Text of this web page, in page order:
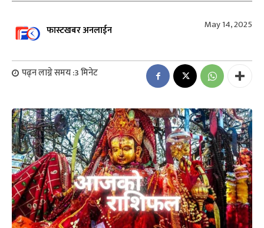
फास्टखबर अनलाईन May 14, 2025
पढ्न लाग्ने समय :3मिनेट